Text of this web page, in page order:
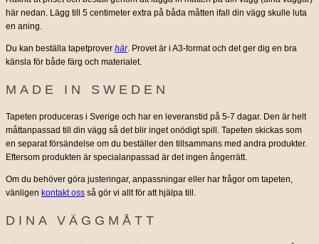
här nedan. Lägg till 5 centimeter extra på båda måtten ifall din vägg skulle luta
en aning.
Du kan beställa tapetprover här. Provet är i A3-format och det ger dig en bra
känsla för både färg och materialet.
MADE IN SWEDEN
Tapeten produceras i Sverige och har en leveranstid på 5-7 dagar. Den är helt
måttanpassad till din vägg så det blir inget onödigt spill. Tapeten skickas som
en separat försändelse om du beställer den tillsammans med andra produkter.
Eftersom produkten är specialanpassad är det ingen ångerrätt.
Om du behöver göra justeringar, anpassningar eller har frågor om tapeten,
vänligen kontakt oss så gör vi allt för att hjälpa till.
DINA VÄGGMÅTT